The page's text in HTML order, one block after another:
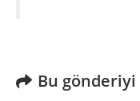
Bu gönderiyi